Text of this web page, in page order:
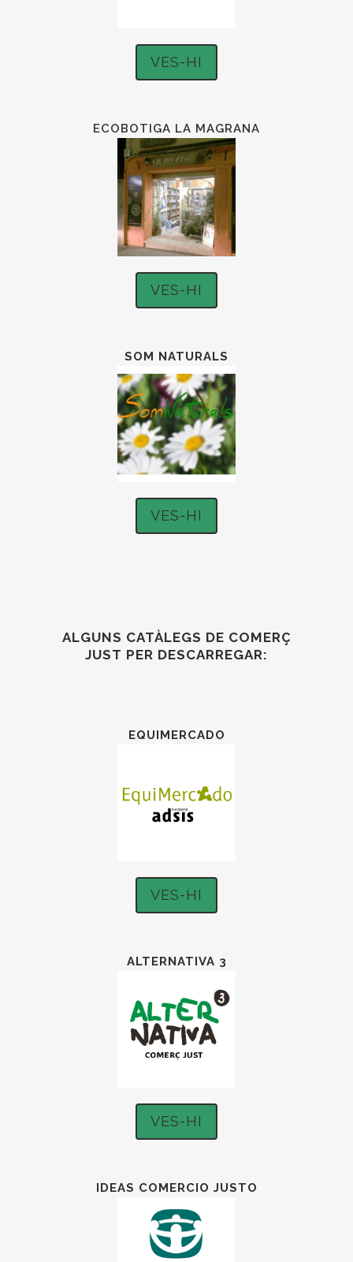
VES-HI
ECOBOTIGA LA MAGRANA
VES-HI
SOM NATURALS
VES-HI
ALGUNS CATÀLEGS DE COMERÇ
JUST PER DESCARREGAR:
EQUIMERCADO
VES-HI
ALTERNATIVA 3
VES-HI
IDEAS COMERCIO JUSTO